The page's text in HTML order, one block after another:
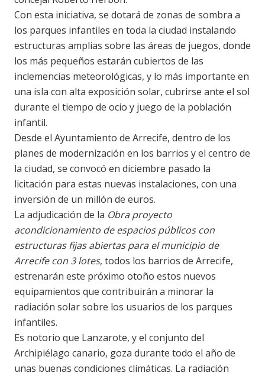
Con esta iniciativa, se dotará de zonas de sombra a
los parques infantiles en toda la ciudad instalando
estructuras amplias sobre las áreas de juegos, donde
los más pequeños estarán cubiertos de las
inclemencias meteorológicas, y lo más importante en
una isla con alta exposición solar, cubrirse ante el sol
durante el tiempo de ocio y juego de la población
infantil.
Desde el Ayuntamiento de Arrecife, dentro de los
planes de modernización en los barrios y el centro de
la ciudad, se convocó en diciembre pasado la
licitación para estas nuevas instalaciones, con una
inversión de un millón de euros.
La adjudicación de la Obra proyecto
acondicionamiento de espacios públicos con
estructuras fijas abiertas para el municipio de
Arrecife con 3 lotes, todos los barrios de Arrecife,
estrenarán este próximo otoño estos nuevos
equipamientos que contribuirán a minorar la
radiación solar sobre los usuarios de los parques
infantiles.
Es notorio que Lanzarote, y el conjunto del
Archipiélago canario, goza durante todo el año de
unas buenas condiciones climáticas. La radiación